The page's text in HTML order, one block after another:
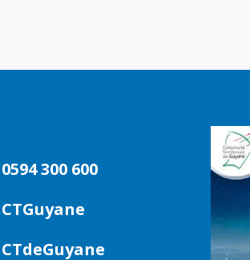
0594 300 600
CTGuyane
CTdeGuyane